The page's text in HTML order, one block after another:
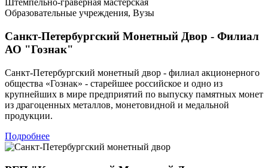
Штемпельно-граверная мастерская
Образовательные учреждения, Вузы
Санкт-Петербургский Монетный Двор - Филиал
АО "Гознак"
Санкт-Петербургский монетный двор - филиал акционерного
общества «Гознак» - старейшее российское и одно из
крупнейших в мире предприятий по выпуску памятных монет
из драгоценных металлов, монетовидной и медальной
продукции.
Подробнее